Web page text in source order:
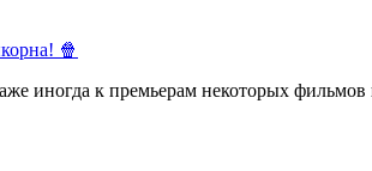
🍿
иногда к премьерам некоторых